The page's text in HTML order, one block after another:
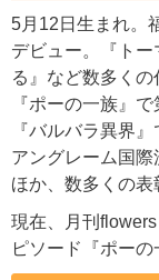
5月12日生まれ。
デビュー。『ト
る』など数多くの
『ポーの一族』
『バルバラ異界
アングレーム国
ほか、数多くの表
現在、月刊
ピソード『ポーの